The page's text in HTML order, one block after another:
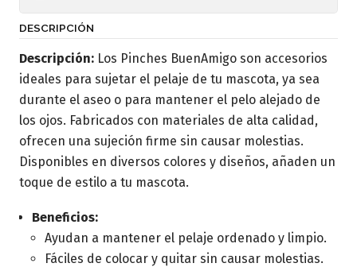
DESCRIPCIÓN
Descripción: Los Pinches BuenAmigo son accesorios
ideales para sujetar el pelaje de tu mascota, ya sea
durante el aseo o para mantener el pelo alejado de
los ojos. Fabricados con materiales de alta calidad,
ofrecen una sujeción firme sin causar molestias.
Disponibles en diversos colores y diseños, añaden un
toque de estilo a tu mascota.
Beneficios:
Ayudan a mantener el pelaje ordenado y limpio.
Fáciles de colocar y quitar sin causar molestias.